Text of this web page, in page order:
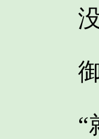
没
御
“就